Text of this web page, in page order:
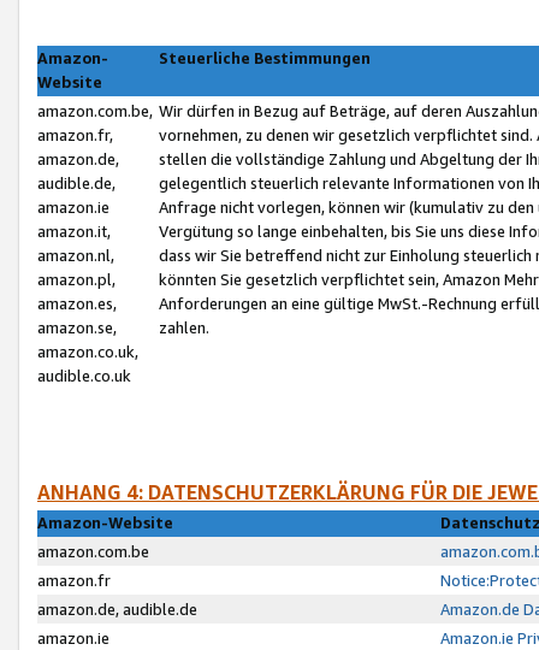
Amazon-
Website
Steuerliche Bestimmungen
amazon.com.be,
amazon.fr,
amazon.de,
audible.de,
amazon.ie
amazon.it,
amazon.nl,
amazon.pl,
amazon.es,
amazon.se,
amazon.co.uk,
audible.co.uk
Wir dürfen in Bezug auf Beträge, auf deren
vornehmen, zu denen wir gesetzlich verpflichtet
stellen die vollständige Zahlung und Abgeltung der
gelegentlich steuerlich relevante Informationen von
Anfrage nicht vorlegen, können wir (kumulativ zu
Vergütung so lange einbehalten, bis Sie uns diese
dass wir Sie betreffend nicht zur Einholung
könnten Sie gesetzlich verpflichtet sein, Amazon
Anforderungen an eine gültige MwSt.-Rechnung
zahlen.
ANHANG 4: DATENSCHUTZERKLÄRUNG FÜR DIE
Amazon-Website
amazon.com.be
amazon.fr
amazon.de, audible.de
Amazon.de
amazon.ie
Amazon.ie